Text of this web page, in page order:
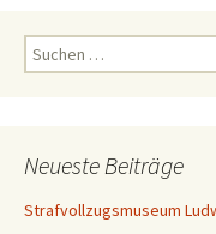
Suchen
nach:
Neueste Beiträge
Strafvollzugsmuseum